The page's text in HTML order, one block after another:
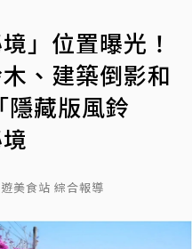
」位置曝光！
、建築倒影和
隱藏版風鈴
美食站 綜合報導